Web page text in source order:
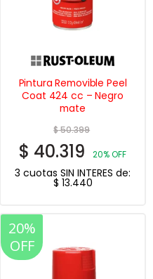
Pintura Removible Peel
Coat 424 cc – Negro
mate
$50.399
$ 40.319 20% OFF
3 cuotas SIN INTERES de:
$ 13.440
20%
OFF